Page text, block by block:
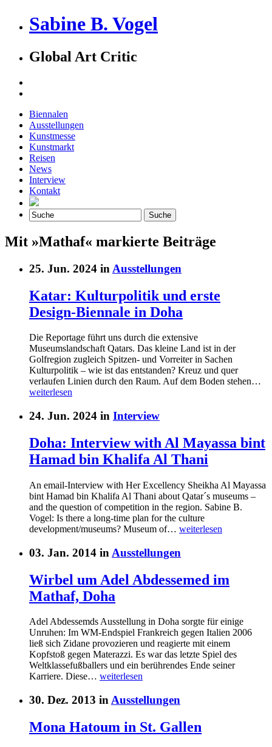
Sabine B. Vogel
Global Art Critic
Biennalen
Ausstellungen
Kunstmesse
Kunstmarkt
Reisen
News
Interview
Kontakt
Mit »Mathaf« markierte Beiträge
25. Jun. 2024 in Ausstellungen
Katar: Kulturpolitik und erste
Design-Biennale in Doha
Die Reportage führt uns durch die extensive
Museumslandschaft Qatars. Das kleine Land ist in der
Golfregion zugleich Spitzen- und Vorreiter in Sachen
Kulturpolitik – wie ist das entstanden? Kreuz und quer
verlaufen Linien durch den Raum. Auf dem Boden stehen…
weiterlesen
24. Jun. 2024 in Interview
Doha: Interview with Al Mayassa bint
Hamad bin Khalifa Al Thani
An email-Interview with Her Excellency Sheikha Al Mayassa
bint Hamad bin Khalifa Al Thani about Qatar´s museums –
and the question of competition in the region. Sabine B.
Vogel: Is there a long-time plan for the culture
development/museums? Museum of… weiterlesen
03. Jan. 2014 in Ausstellungen
Wirbel um Adel Abdessemed im
Mathaf, Doha
Adel Abdessemds Ausstellung in Doha sorgte für einige
Unruhen: Im WM-Endspiel Frankreich gegen Italien 2006
ließ sich Zidane provozieren und reagierte mit einem
Kopfstoß gegen Materazzi. Es war das letzte Spiel des
Weltklassefußballers und ein berührendes Ende seiner
Karriere. Diese… weiterlesen
30. Dez. 2013 in Ausstellungen
Mona Hatoum in St. Gallen